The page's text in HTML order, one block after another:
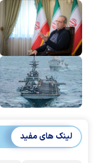
لینک های مفید